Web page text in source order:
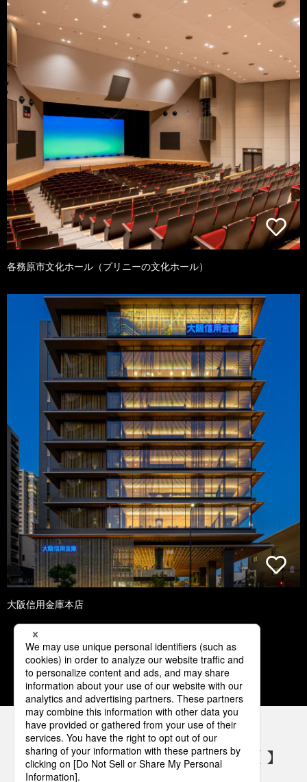
各務原市文化ホール（プリニーの文化ホール）
大阪信用金庫本店
1 2 3 4 5
パナソニックの電気設備 SNSアカウント